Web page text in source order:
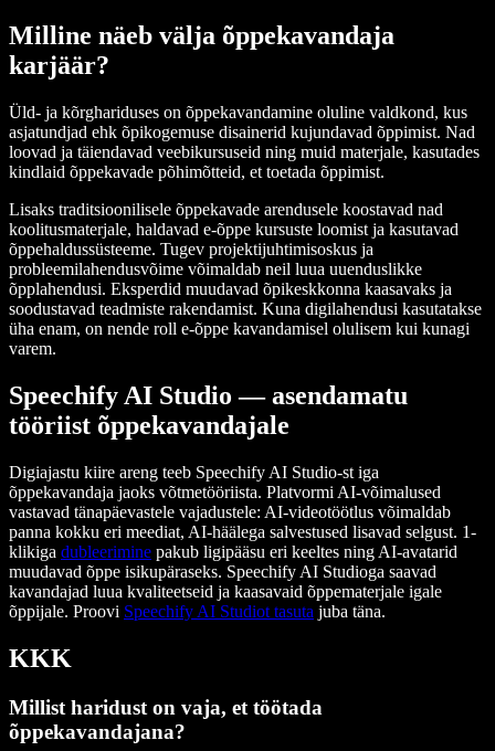
Milline näeb välja õppekavandaja
karjäär?
Üld- ja kõrghariduses on õppekavandamine oluline valdkond, kus
asjatundjad ehk õpikogemuse disainerid kujundavad õppimist. Nad
loovad ja täiendavad veebikursuseid ning muid materjale, kasutades
kindlaid õppekavade põhimõtteid, et toetada õppimist.
Lisaks traditsioonilisele õppekavade arendusele koostavad nad
koolitusmaterjale, haldavad e-õppe kursuste loomist ja kasutavad
õppehaldussüsteeme. Tugev projektijuhtimisoskus ja
probleemilahendusvõime võimaldab neil luua uuenduslikke
õpplahendusi. Eksperdid muudavad õpikeskkonna kaasavaks ja
soodustavad teadmiste rakendamist. Kuna digilahendusi kasutatakse
üha enam, on nende roll e-õppe kavandamisel olulisem kui kunagi
varem.
Speechify AI Studio — asendamatu
tööriist õppekavandajale
Digiajastu kiire areng teeb Speechify AI Studio-st iga
õppekavandaja jaoks võtmetööriista. Platvormi AI-võimalused
vastavad tänapäevastele vajadustele: AI-videotöötlus võimaldab
panna kokku eri meediat, AI-häälega salvestused lisavad selgust. 1-
klikiga dubleerimine pakub ligipääsu eri keeltes ning AI-avatarid
muudavad õppe isikupäraseks. Speechify AI Studioga saavad
kavandajad luua kvaliteetseid ja kaasavaid õppematerjale igale
õppijale. Proovi Speechify AI Studiot tasuta juba täna.
KKK
Millist haridust on vaja, et töötada
õppekavandajana?